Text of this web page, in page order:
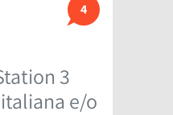
4
3
e/o